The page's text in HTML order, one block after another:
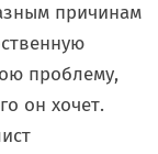
причинам
проблему,
он хочет.